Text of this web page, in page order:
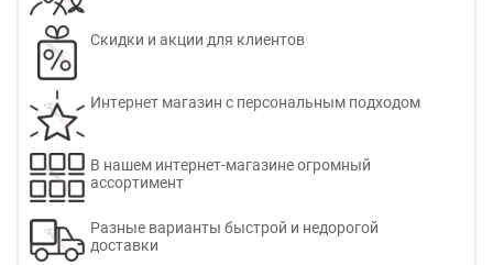
Скидки и акции для клиентов
Интернет магазин с персональным подходом
В нашем интернет-магазине огромный
ассортимент
Разные варианты быстрой и недорогой
доставки